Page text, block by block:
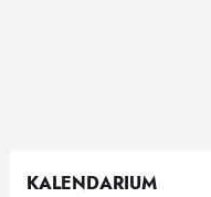
KALENDARIUM